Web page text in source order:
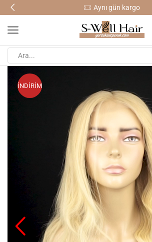
Aynı gün kargo
İNDİRİM